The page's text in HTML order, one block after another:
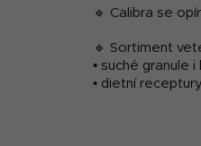
🔹 Calibra se
🔹 Sortiment
• suché granule
• dietní